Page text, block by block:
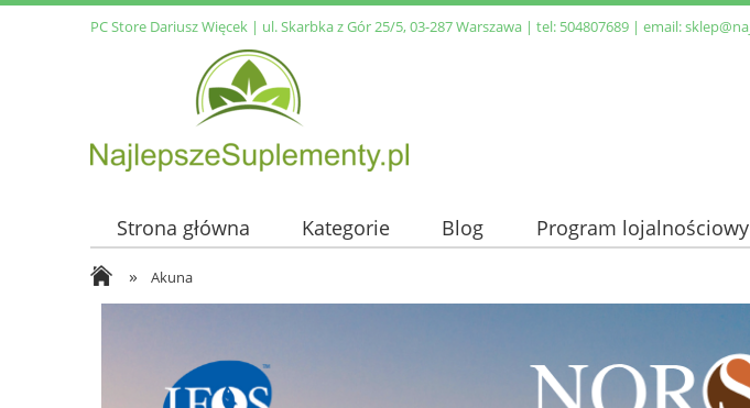
PC Store Dariusz Więcek | ul. Skarbka z Gór 25/5, 03-287 Warszawa | tel: 504807689 | email:
Strona główna Kategorie Blog Program lojalnościowy
» Akuna